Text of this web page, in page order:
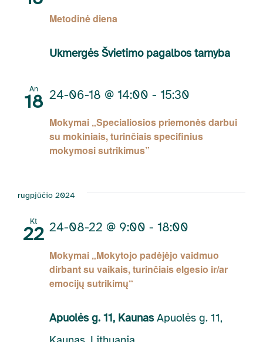
Metodinė diena
Ukmergės Švietimo pagalbos tarnyba
An
18
Mokymai „Specialiosios priemonės darbui
su mokiniais, turinčiais specifinius
mokymosi sutrikimus”
24-06-18 @ 14:00 - 15:30
rugpjūčio 2024
Kt
22
Mokymai „Mokytojo padėjėjo vaidmuo
dirbant su vaikais, turinčiais elgesio ir/ar
emocijų sutrikimų“
24-08-22 @ 9:00 - 18:00
Apuolės g. 11, KaunasApuolės g. 11,